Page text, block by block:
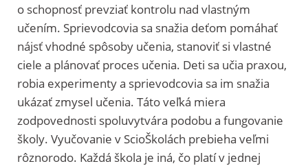
o schopnosť prevziať kontrolu nad vlastným
učením. Sprievodcovia sa snažia deťom pomáhať
nájsť vhodné spôsoby učenia, stanoviť si vlastné
ciele a plánovať proces učenia. Deti sa učia praxou,
robia experimenty a sprievodcovia sa im snažia
ukázať zmysel učenia. Táto veľká miera
zodpovednosti spoluvytvára podobu a fungovanie
školy. Vyučovanie v ScioŠkolách prebieha veľmi
rôznorodo. Každá škola je iná, čo platí v jednej